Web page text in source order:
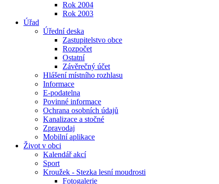
Rok 2004
Rok 2003
Úřad
Úřední deska
Zastupitelstvo obce
Rozpočet
Ostatní
Závěrečný účet
Hlášení místního rozhlasu
Informace
E-podatelna
Povinné informace
Ochrana osobních údajů
Kanalizace a stočné
Zpravodaj
Mobilní aplikace
Život v obci
Kalendář akcí
Sport
Kroužek - Stezka lesní moudrosti
Fotogalerie